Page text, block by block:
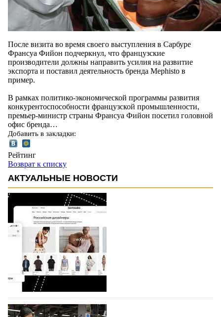
После визита во время своего выступления в Сарбуре
Франсуа Фийон подчеркнул, что французские
производители должны направить усилия на развитие
экспорта и поставил деятельность бренда Mephisto в
пример.
В рамках политико-экономической программы развития
конкурентоспособности французской промышленности,
премьер-министр страны Франсуа Фийон посетил головной
офис бренда…
Добавить в закладки:
Рейтинг
Возврат к списку
АКТУАЛЬНЫЕ НОВОСТИ
На платформе Lamoda - новый раздел и